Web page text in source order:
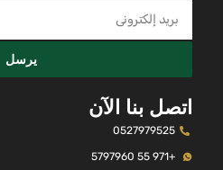
يرسل
اتصل بنا الآن
0527979525
+971 55 5797960